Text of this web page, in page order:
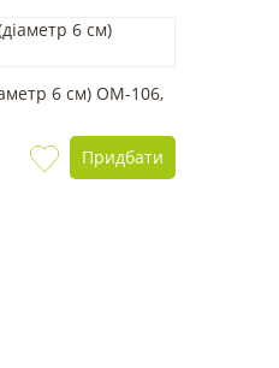
6 см) OМ-106,
Придбати